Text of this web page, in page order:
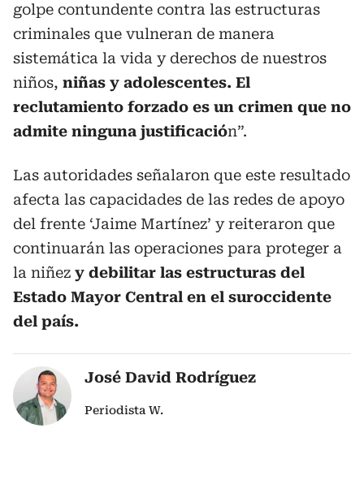
golpe contundente contra las estructuras
criminales que vulneran de manera
sistemática la vida y derechos de nuestros
niños, niñas y adolescentes. El
reclutamiento forzado es un crimen que no
admite ninguna justificación”.
Las autoridades señalaron que este resultado
afecta las capacidades de las redes de apoyo
del frente ‘Jaime Martínez’ y reiteraron que
continuarán las operaciones para proteger a
la niñez y debilitar las estructuras del
Estado Mayor Central en el suroccidente
del país.
José David Rodríguez
Periodista W.